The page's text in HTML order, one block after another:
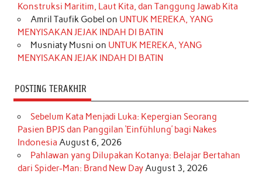
k
a
m
s
t
n
Konstruksi Maritim, Laut Kita, dan Tanggung Jawab Kita
Amril Taufik Gobel on UNTUK MEREKA, YANG
MENYISAKAN JEJAK INDAH DI BATIN
Musniaty Musni on UNTUK MEREKA, YANG
MENYISAKAN JEJAK INDAH DI BATIN
POSTING TERAKHIR
Sebelum Kata Menjadi Luka: Kepergian Seorang
Pasien BPJS dan Panggilan ‘Einfühlung’ bagi Nakes
Indonesia August 6, 2026
Pahlawan yang Dilupakan Kotanya: Belajar Bertahan
dari Spider-Man: Brand New DayAugust 3, 2026